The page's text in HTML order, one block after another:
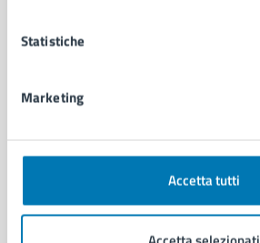
Statistiche
Marketing
Accetta tutti
CATEGORIE DI SERVIZIO
Anagrafe e stato civile
Autorizzazioni
Documenti e certificati
Imprese e commercio